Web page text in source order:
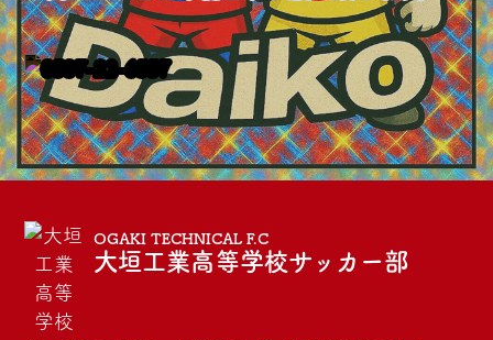
OGAKI TECHNICAL F.C
大垣工業高等学校サッカー部